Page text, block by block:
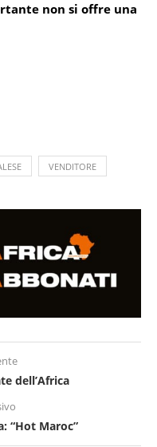
non si offre una
VENDITORE
dell’Africa
“Hot Maroc”